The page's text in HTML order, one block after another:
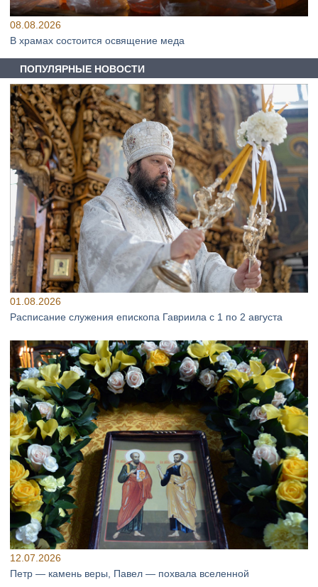
08.08.2026
В храмах состоится освящение меда
ПОПУЛЯРНЫЕ НОВОСТИ
01.08.2026
Расписание служения епископа Гавриила с 1 по 2 августа
12.07.2026
Петр — камень веры, Павел — похвала вселенной